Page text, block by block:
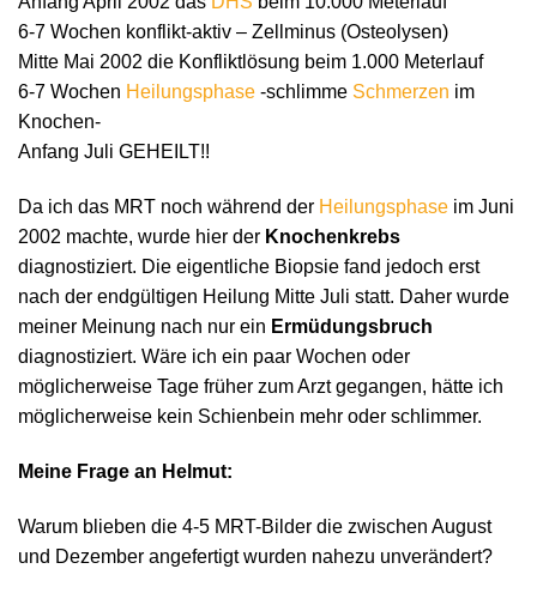
6-7 Wochen konflikt-aktiv – Zellminus (Osteolysen)
Mitte Mai 2002 die Konfliktlösung beim 1.000 Meterlauf
6-7 Wochen Heilungsphase -schlimme Schmerzen im
Knochen-
Anfang Juli GEHEILT!!
Da ich das MRT noch während der Heilungsphase im Juni
2002 machte, wurde hier der Knochenkrebs
diagnostiziert. Die eigentliche Biopsie fand jedoch erst
nach der endgültigen Heilung Mitte Juli statt. Daher wurde
meiner Meinung nach nur ein Ermüdungsbruch
diagnostiziert. Wäre ich ein paar Wochen oder
möglicherweise Tage früher zum Arzt gegangen, hätte ich
möglicherweise kein Schienbein mehr oder schlimmer.
Meine Frage an Helmut:
Warum blieben die 4-5 MRT-Bilder die zwischen August
und Dezember angefertigt wurden nahezu unverändert?